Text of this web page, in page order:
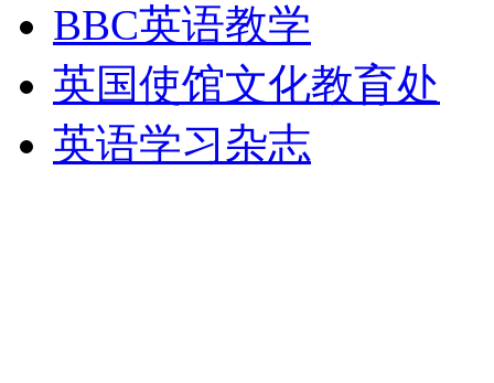
BBC英语教学
英国使馆文化教育处
英语学习杂志